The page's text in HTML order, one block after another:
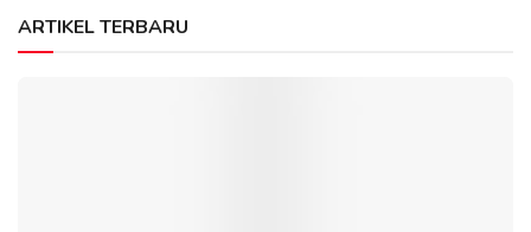
ARTIKEL TERBARU